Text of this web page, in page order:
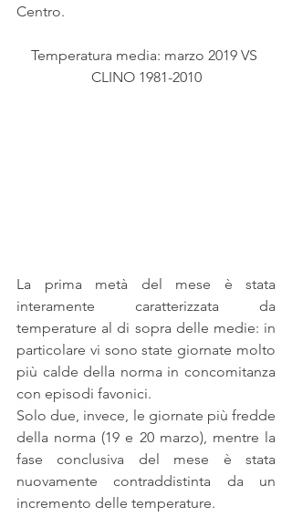
Centro.
Temperatura media: marzo 2019 VS
CLINO 1981-2010
La prima metà del mese è stata
interamente caratterizzata da
temperature al di sopra delle medie: in
particolare vi sono state giornate molto
più calde della norma in concomitanza
con episodi favonici.
Solo due, invece, le giornate più fredde
della norma (19 e 20 marzo), mentre la
fase conclusiva del mese è stata
nuovamente contraddistinta da un
incremento delle temperature.